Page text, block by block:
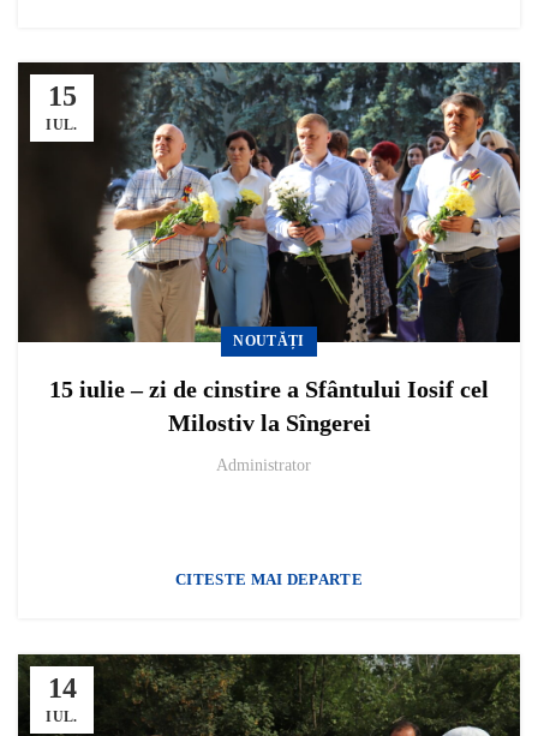
15
IUL.
NOUTĂȚI
15 iulie – zi de cinstire a Sfântului Iosif cel
Milostiv la Sîngerei
Administrator
CITESTE MAI DEPARTE
14
IUL.